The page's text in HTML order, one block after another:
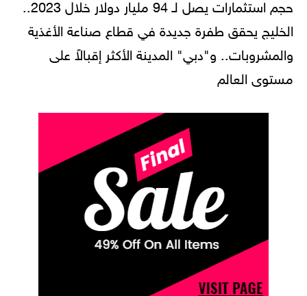
حجم استثمارات يصل لـ 94 مليار دولار خلال 2023..
الخليج يحقق طفرة جديدة في قطاع صناعة الأغذية
والمشروبات.. و"دبي" المدينة الأكثر إقبالاً على
مستوى العالم